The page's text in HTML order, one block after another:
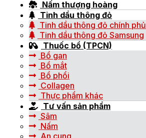
Nấm thượng hoàng
Tinh dầu thông đỏ
Tinh dầu thông đỏ chính phủ
Tinh dầu thông đỏ Samsung
Thuốc bổ (TPCN)
Bổ gan
Bổ mắt
Bổ phổi
Collagen
Thực phẩm khác
Tư vấn sản phẩm
Sâm
Nấm